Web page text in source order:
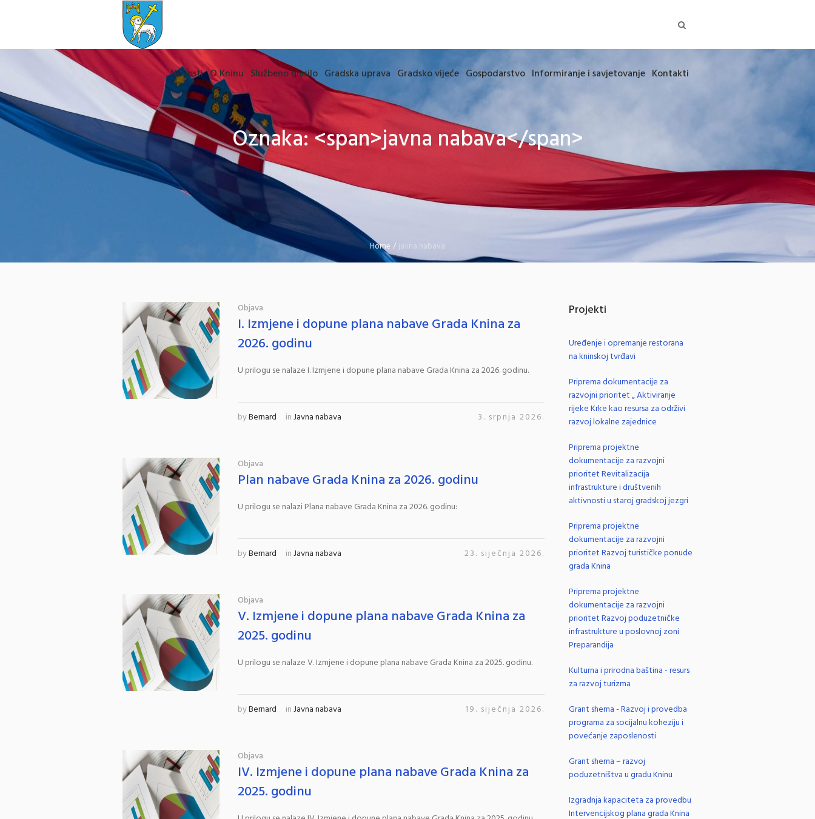
Novosti O Kninu Službeno glasilo Gradska uprava Gradsko vijeće Gospodarstvo Informiranje i savjetovanje Kontakti
Oznaka: <span>javna nabava</span>
Home /javna nabava
Objava
I. Izmjene i dopune plana nabave Grada Knina za
2026. godinu
U prilogu se nalaze I. Izmjene i dopune plana nabave Grada Knina za 2026. godinu.
byBernard inJavna nabava 3. srpnja 2026.
Objava
Plan nabave Grada Knina za 2026. godinu
U prilogu se nalazi Plana nabave Grada Knina za 2026. godinu:
byBernard inJavna nabava 23. siječnja 2026.
Objava
V. Izmjene i dopune plana nabave Grada Knina za
2025. godinu
U prilogu se nalaze V. Izmjene i dopune plana nabave Grada Knina za 2025. godinu.
byBernard inJavna nabava 19. siječnja 2026.
Objava
IV. Izmjene i dopune plana nabave Grada Knina za
2025. godinu
Projekti
Uređenje i opremanje restorana
na kninskoj tvrđavi
Priprema dokumentacije za
razvojni prioritet „ Aktiviranje
rijeke Krke kao resursa za održivi
razvoj lokalne zajednice
Priprema projektne
dokumentacije za razvojni
prioritet Revitalizacija
infrastrukture i društvenih
aktivnosti u staroj gradskoj jezgri
Priprema projektne
dokumentacije za razvojni
prioritet Razvoj turističke ponude
grada Knina
Priprema projektne
dokumentacije za razvojni
prioritet Razvoj poduzetničke
infrastrukture u poslovnoj zoni
Preparandija
Kulturna i prirodna baština - resurs
za razvoj turizma
Grant shema - Razvoj i provedba
programa za socijalnu koheziju i
povećanje zaposlenosti
Grant shema – razvoj
poduzetništva u gradu Kninu
Izgradnja kapaciteta za provedbu
Intervencijskog plana grada Knina